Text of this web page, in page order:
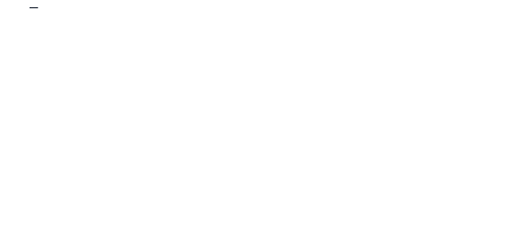
Будьте вместе